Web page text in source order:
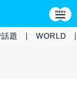
題 WORLD